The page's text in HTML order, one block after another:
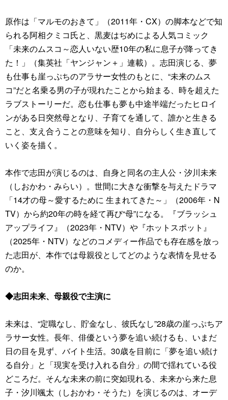
原作は「マルモのおきて」（2011年・CX）の脚本などで知
られる阿相クミコ氏と、黒麦はぢめによる人気コミック
「未来のムスコ～恋人いない歴10年の私に息子が降ってき
た！」（集英社「ヤンジャン＋」連載）。志田演じる、夢
も仕事も崖っぷちのアラサー女性のもとに、“未来のムス
コ”だと名乗る男の子が現れたことから始まる、時を超えた
ラブストーリーだ。恋も仕事も夢も中途半端だったヒロイ
ンがある日突然母となり、子育てを通して、誰かと生きる
こと、支え合うことの意味を知り、自分らしく生き直して
いく姿を描く。
本作で志田が演じるのは、自身と同名の主人公・汐川未来
（しおかわ・みらい）。世間に大きな衝撃を与えたドラマ
「14才の母～愛するために 生まれてきた～」（2006年・N
TV）から約20年の時を経て再び“母”になる。『ブラッシュ
アップライフ』（2023年・NTV）や『ホットスポット』
（2025年・NTV）などのコメディー作品でも存在感を放っ
た志田が、本作では母親役としてどのような表情を見せる
のか。
◆志田未来、母親役で主演に
未来は、“定職なし、貯金なし、彼氏なし”28歳の崖っぷちア
ラサー女性。長年、俳優という夢を追い続けるも、いまだ
日の目を見ず、バイト生活。30歳を目前に「夢を追い続け
る自分」と「現実を受け入れる自分」の間で揺れている役
どころだ。そんな未来の前に突如現れる、未来から来た息
子・汐川颯太（しおかわ・そうた）を演じるのは、オーデ